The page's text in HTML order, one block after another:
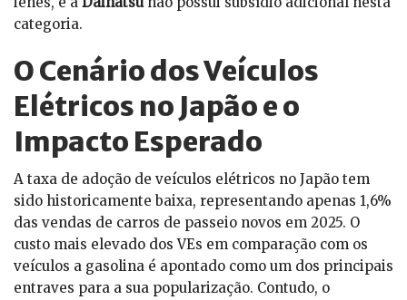
categoria.
O Cenário dos Veículos
Elétricos no Japão e o
Impacto Esperado
A taxa de adoção de veículos elétricos no Japão tem
sido historicamente baixa, representando apenas 1,6%
das vendas de carros de passeio novos em 2025. O
custo mais elevado dos VEs em comparação com os
veículos a gasolina é apontado como um dos principais
entraves para a sua popularização. Contudo, o